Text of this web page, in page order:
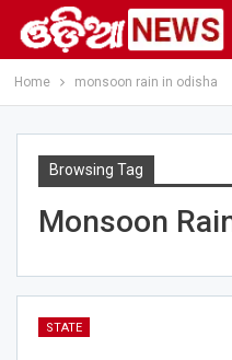
Home monsoon rain in odisha
Browsing Tag
Monsoon
STATE